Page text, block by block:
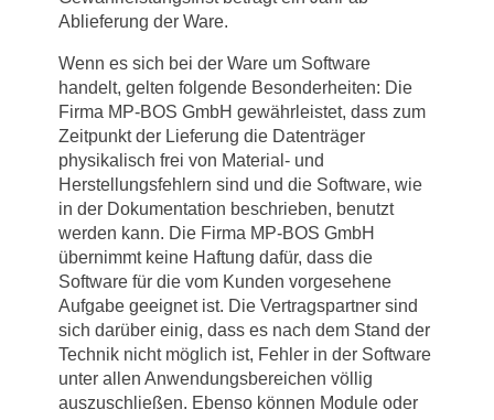
Ablieferung der Ware.
Wenn es sich bei der Ware um Software
handelt, gelten folgende Besonderheiten: Die
Firma MP-BOS GmbH gewährleistet, dass zum
Zeitpunkt der Lieferung die Datenträger
physikalisch frei von Material- und
Herstellungsfehlern sind und die Software, wie
in der Dokumentation beschrieben, benutzt
werden kann. Die Firma MP-BOS GmbH
übernimmt keine Haftung dafür, dass die
Software für die vom Kunden vorgesehene
Aufgabe geeignet ist. Die Vertragspartner sind
sich darüber einig, dass es nach dem Stand der
Technik nicht möglich ist, Fehler in der Software
unter allen Anwendungsbereichen völlig
auszuschließen. Ebenso können Module oder